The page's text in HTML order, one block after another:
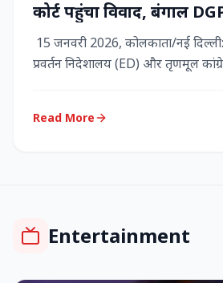
कोर्ट पहुंचा विवाद, बंगाल
मांग, कलकत्ता हाईकोर्ट में CBI
15 जनवरी 2026, कोलकाता/नई
प्रवर्तन निदेशालय (ED) और तृणमूल
Read More
Entertainment